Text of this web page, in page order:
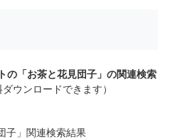
の「お茶と花見団子」の関連検索
ウンロードできます）
子」関連検索結果